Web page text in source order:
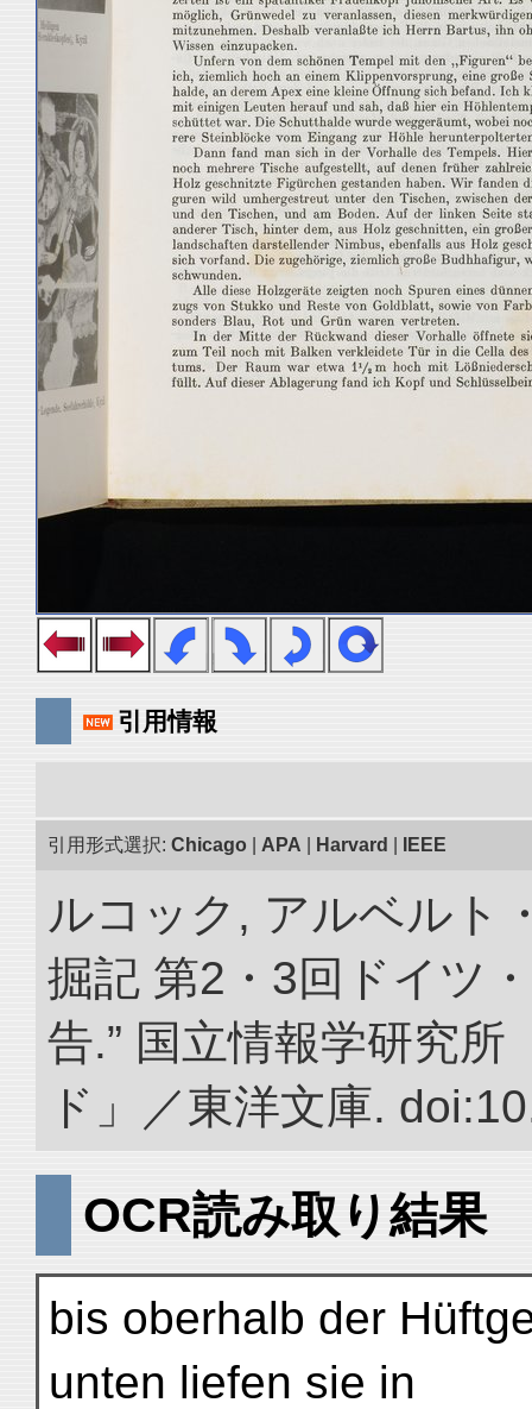
引用情報
引用形式選択: Chicago APA Harvard IEEE
ルコック, アルベルト
掘記 第2・3回ドイツ
告.” 国立情報学研究
ド」／東洋文庫.
OCR読み取り結果
bis oberhalb der
unten liefen sie in